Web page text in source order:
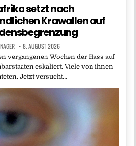
setzt nach
Krawallen auf
8. AUGUST 2026
vergangenen Wochen der Hass auf
eskaliert. Viele von ihnen
Jetzt versucht…